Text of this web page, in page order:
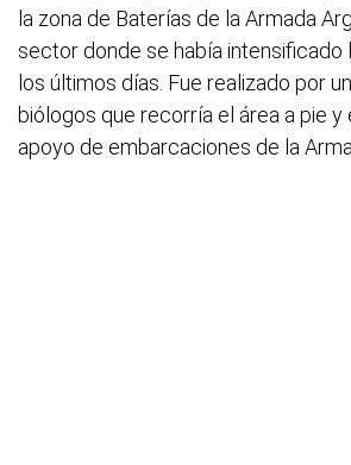
la zona de Baterías de la Armada
sector donde se había intensificado
los últimos días. Fue realizado por
biólogos que recorría el área a pie y
apoyo de embarcaciones de la